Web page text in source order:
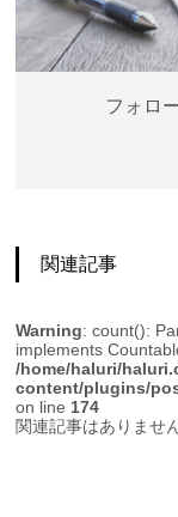
フォロ
関連記事
Warning: count():
implements
/home/haluri/
content/plugins/
on line 174
関連記事はありませ